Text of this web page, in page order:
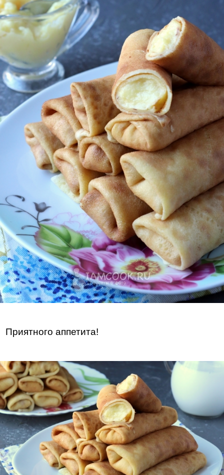
Приятного аппетита!